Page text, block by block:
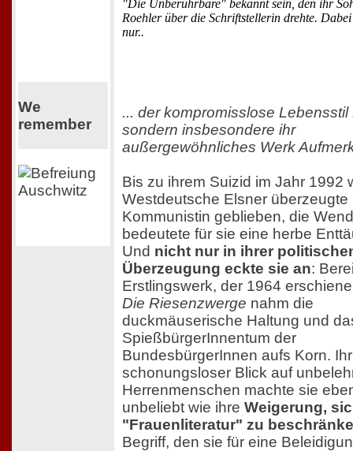
We
remember
"Die Unberührbare" bekannt sein, den ihr
Roehler über die Schriftstellerin drehte.
nur..
... der kompromisslose Lebensstil
sondern insbesondere ihr
außergewöhnliches Werk
Bis zu ihrem Suizid im Jahr 1992
Westdeutsche Elsner überzeugte
Kommunistin geblieben, die
bedeutete für sie eine herbe
Und nicht nur in ihrer
Überzeugung eckte sie an:
Erstlingswerk, der 1964
Die Riesenzwerge nahm die
duckmäuserische Haltung und
SpießbürgerInnentum der
BundesbürgerInnen aufs Korn. Ihr
schonungsloser Blick auf
Herrenmenschen machte sie
unbeliebt wie ihre Weigerung,
"Frauenliteratur" zu
Begriff, den sie für eine